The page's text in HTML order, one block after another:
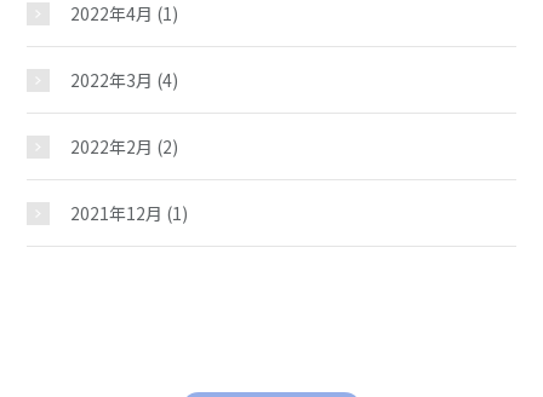
2022年4月 (1)
2022年3月 (4)
2022年2月 (2)
2021年12月 (1)